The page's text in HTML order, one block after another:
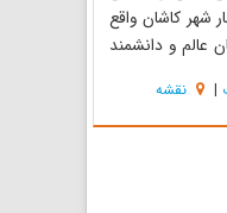
شهر کاشان واقع
عالم و دانشمند
جهان گشوده و در
سالگی، در بیست
| نقشه